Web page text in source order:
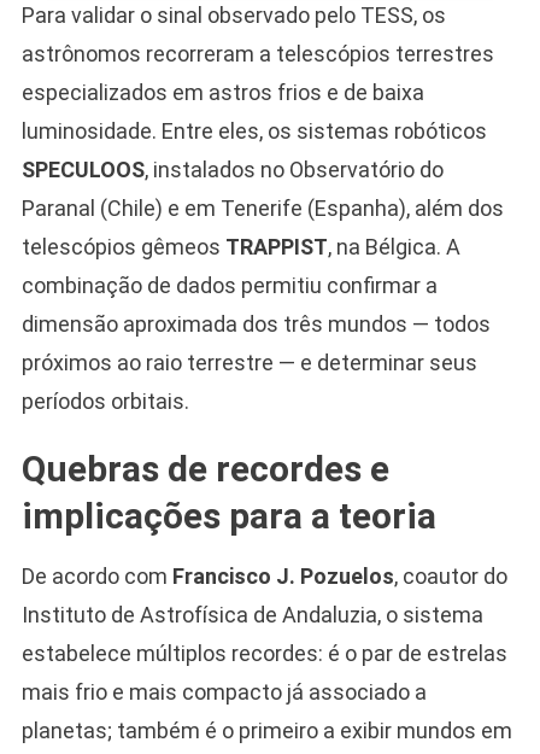
Para validar o sinal observado pelo TESS, os
astrônomos recorreram a telescópios terrestres
especializados em astros frios e de baixa
luminosidade. Entre eles, os sistemas robóticos
SPECULOOS, instalados no Observatório do
Paranal (Chile) e em Tenerife (Espanha), além dos
telescópios gêmeos TRAPPIST, na Bélgica. A
combinação de dados permitiu confirmar a
dimensão aproximada dos três mundos — todos
próximos ao raio terrestre — e determinar seus
períodos orbitais.
Quebras de recordes e
implicações para a teoria
De acordo com Francisco J. Pozuelos, coautor do
Instituto de Astrofísica de Andaluzia, o sistema
estabelece múltiplos recordes: é o par de estrelas
mais frio e mais compacto já associado a
planetas; também é o primeiro a exibir mundos em